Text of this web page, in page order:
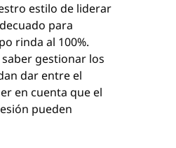
estilo de liderar
para
rinda al 100%.
gestionar los
dar entre el
en cuenta que el
pueden